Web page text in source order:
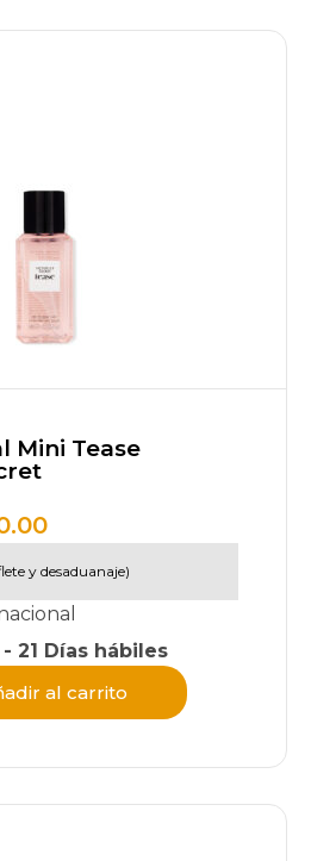
Mini Tease
y desaduanaje)
- 21 Días hábiles
al carrito